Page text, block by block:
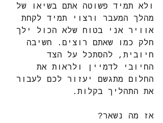
ולא תמיד פשוטה אתם בשיאו של
מהלך המעבר ורצוי תמיד לקחת
אוויר אני בטוח שלא הכול ילך
חלק כמו שאתם רוצים. חשיבה
חיובית, להסתכל על הצד
החיובי לדמיין ולראות את
החלום מתגשם יעזור לכם לעבור
את התהליך בקלות.
אז מה נשאר?